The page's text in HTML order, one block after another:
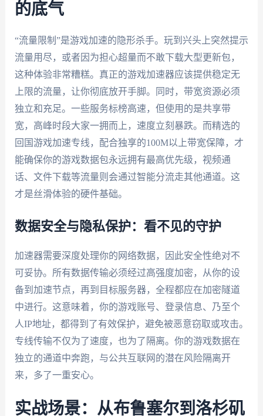
的底气
“流量限制”是游戏加速的隐形杀手。玩到兴头上突然提示
流量用尽，或者因为担心超量而不敢下载大型更新包，
这种体验非常糟糕。真正的游戏加速器应该提供稳定无
上限的流量，让你彻底放开手脚。同时，带宽资源必须
独立和充足。一些服务标榜高速，但使用的是共享带
宽，高峰时段大家一拥而上，速度立刻暴跌。而精选的
回国游戏加速专线，配合独享的100M以上带宽保障，才
能确保你的游戏数据包永远拥有最高优先级，视频通
话、文件下载等流量则会通过智能分流走其他通道。这
才是丝滑体验的硬件基础。
数据安全与隐私保护：看不见的守护
加速器需要深度处理你的网络数据，因此安全性绝对不
可妥协。所有数据传输必须经过高强度加密，从你的设
备到加速节点，再到目标服务器，全程都应在加密隧道
中进行。这意味着，你的游戏账号、登录信息、乃至个
人IP地址，都得到了有效保护，避免被恶意窃取或攻击。
专线传输不仅为了速度，也为了隔离。你的游戏数据在
独立的通道中奔跑，与公共互联网的潜在风险隔离开
来，多了一重安心。
实战场景：从布鲁塞尔到洛杉矶